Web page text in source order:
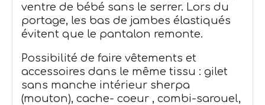
ventre de bébé sans le serrer. Lors du
portage, les bas de jambes élastiqués
évitent que le pantalon remonte.
Possibilité de faire vêtements et
accessoires dans le même tissu : gilet
sans manche intérieur sherpa
(mouton), cache- coeur , combi-sarouel,